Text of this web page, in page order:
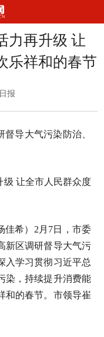
力再升级 让
乐祥和的春节
报
导大气污染防治、
让全市人民群众度
希）2月7日，市委
新区调研督导大气污
入学习贯彻习近平总
染，持续提升消费能
和的春节。市领导崔